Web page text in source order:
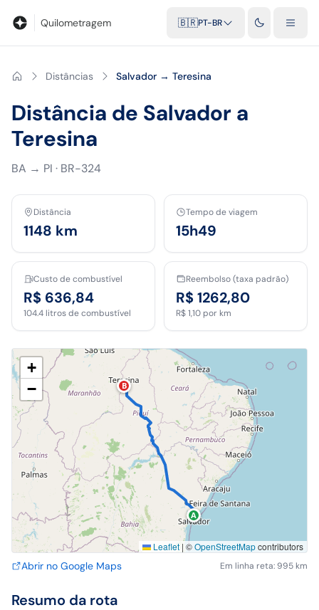
Quilometragem 🇧🇷PT-BR
Distâncias Salvador → Teresina
Distância de Salvador a
Teresina
BA → PI · BR-324
Distância
1148 km
Tempo de viagem
15h49
Custo de combustível
R$ 636,84
104.4 litros de combustível
Reembolso (taxa padrão)
R$ 1262,80
R$ 1,10 por km
A
B
+
−
Leaflet | ©OpenStreetMapcontributors
Abrir no Google Maps Em linha reta: 995 km
Resumo da rota